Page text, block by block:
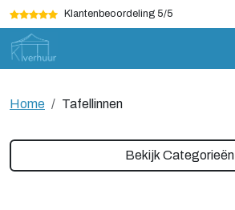
Klantenbeoordeling 5/5
Home Tafellinnen
Bekijk Categorieën